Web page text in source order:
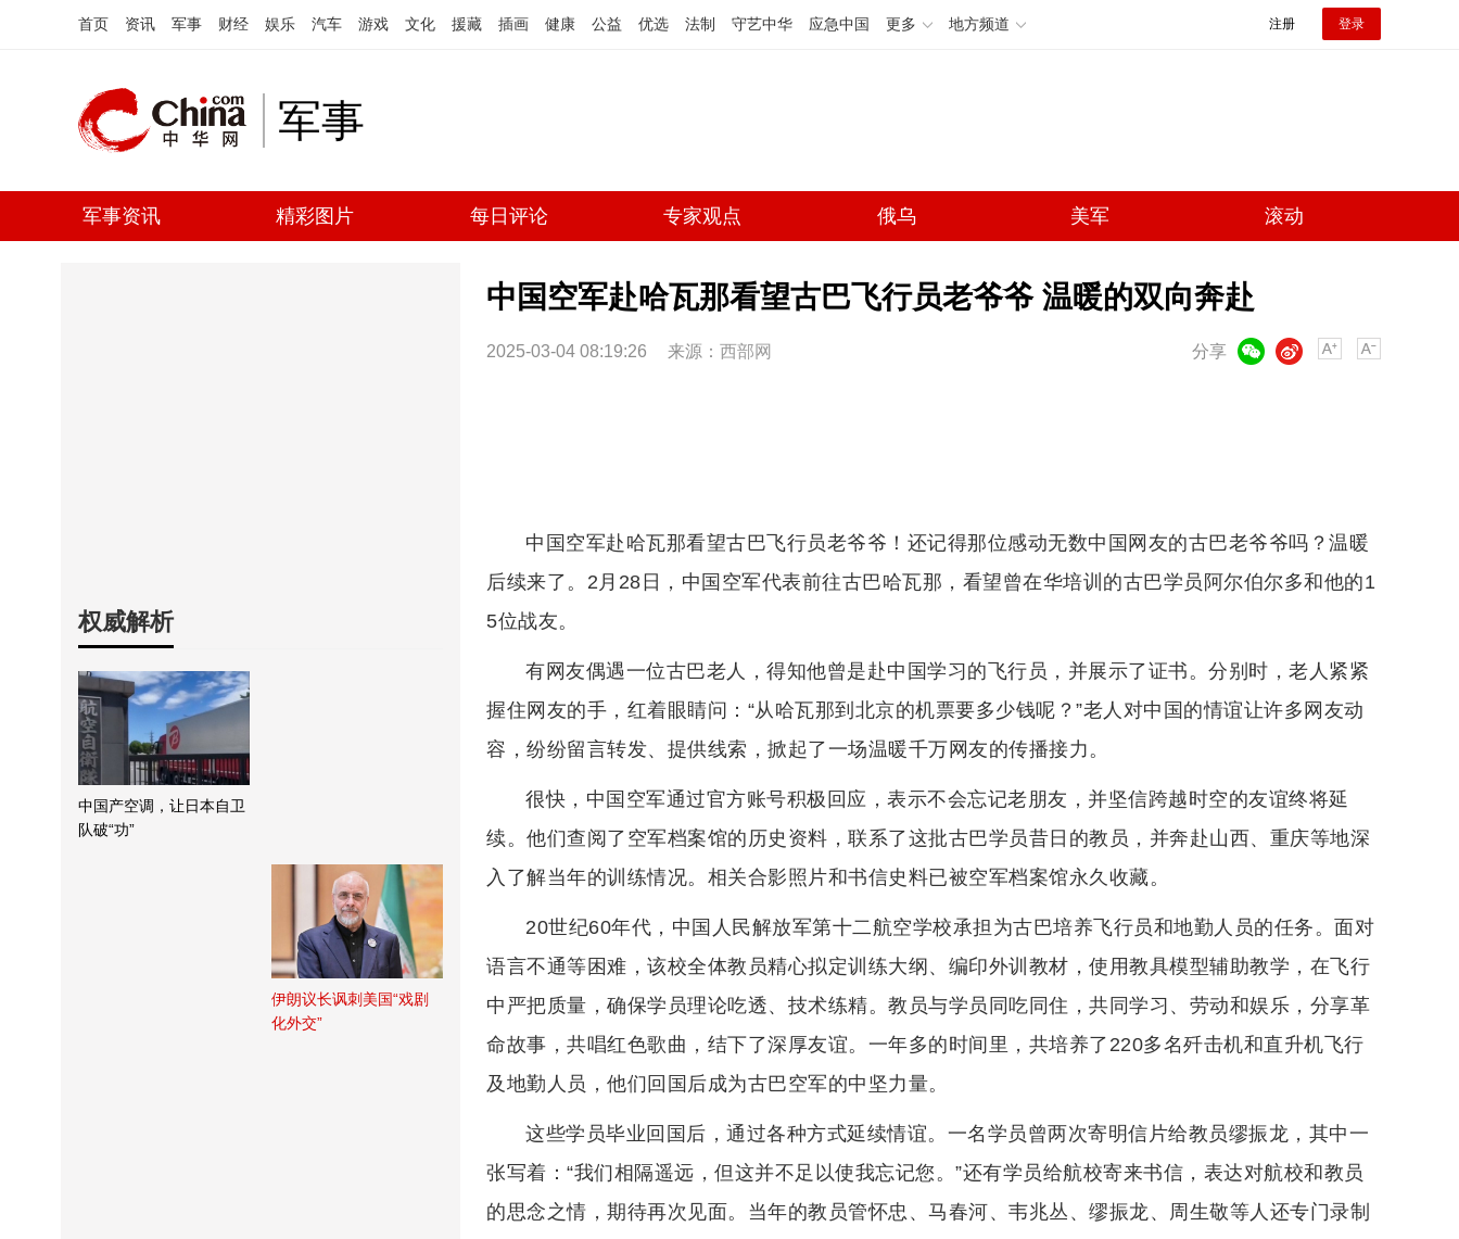
首页 资讯 军事 财经 娱乐 汽车 游戏 文化 援藏 插画 健康 公益 优选 法制 守艺中华 应急中国 更多 地方频道 注册 登录
军事
军事资讯 精彩图片 每日评论 专家观点 俄乌 美军 滚动
权威解析
中国产空调，让日本自卫
队破“功”
伊朗议长讽刺美国“戏剧
化外交”
中国空军赴哈瓦那看望古巴飞行员老爷爷 温暖的双向奔赴
2025-03-04 08:19:26 来源： 西部网 分享
微博
中国空军赴哈瓦那看望古巴飞行员老爷爷！还记得那位感动无数中国网友的古巴老爷爷吗？温暖
后续来了。2月28日，中国空军代表前往古巴哈瓦那，看望曾在华培训的古巴学员阿尔伯尔多和他的1
5位战友。
有网友偶遇一位古巴老人，得知他曾是赴中国学习的飞行员，并展示了证书。分别时，老人紧紧
握住网友的手，红着眼睛问：“从哈瓦那到北京的机票要多少钱呢？”老人对中国的情谊让许多网友动
容，纷纷留言转发、提供线索，掀起了一场温暖千万网友的传播接力。
很快，中国空军通过官方账号积极回应，表示不会忘记老朋友，并坚信跨越时空的友谊终将延
续。他们查阅了空军档案馆的历史资料，联系了这批古巴学员昔日的教员，并奔赴山西、重庆等地深
入了解当年的训练情况。相关合影照片和书信史料已被空军档案馆永久收藏。
20世纪60年代，中国人民解放军第十二航空学校承担为古巴培养飞行员和地勤人员的任务。面对
语言不通等困难，该校全体教员精心拟定训练大纲、编印外训教材，使用教具模型辅助教学，在飞行
中严把质量，确保学员理论吃透、技术练精。教员与学员同吃同住，共同学习、劳动和娱乐，分享革
命故事，共唱红色歌曲，结下了深厚友谊。一年多的时间里，共培养了220多名歼击机和直升机飞行
及地勤人员，他们回国后成为古巴空军的中坚力量。
这些学员毕业回国后，通过各种方式延续情谊。一名学员曾两次寄明信片给教员缪振龙，其中一
张写着：“我们相隔遥远，但这并不足以使我忘记您。”还有学员给航校寄来书信，表达对航校和教员
的思念之情，期待再次见面。当年的教员管怀忠、马春河、韦兆丛、缪振龙、周生敬等人还专门录制